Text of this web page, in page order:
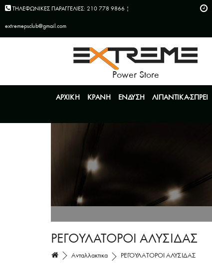
ΤΗΛΕΦΩΝΙΚΕΣ ΠΑΡΑΓΓΕΛΙΕΣ: 210 778 9866 |
extremepsclub@gmail.com
Power Store
ΑΡΧΙΚΗ ΚΡΑΝΗ ΕΝΔΥΣΗ ΛΙΠΑΝΤΙΚΑ-ΣΠΡΕΙ
ΡΕΓΟΥΛΑΤΟΡΟΙ ΑΛΥΣΙΔΑΣ
Ανταλλακτικα ΡΕΓΟΥΛΑΤΟΡΟΙ ΑΛΥΣΙΔΑΣ